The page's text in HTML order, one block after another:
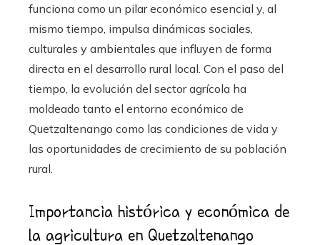
funciona como un pilar económico esencial y, al
mismo tiempo, impulsa dinámicas sociales,
culturales y ambientales que influyen de forma
directa en el desarrollo rural local. Con el paso del
tiempo, la evolución del sector agrícola ha
moldeado tanto el entorno económico de
Quetzaltenango como las condiciones de vida y
las oportunidades de crecimiento de su población
rural.
Importancia histórica y económica de
la agricultura en Quetzaltenango